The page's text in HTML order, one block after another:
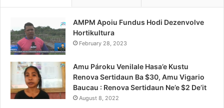
AMPM Apoiu Fundus Hodi Dezenvolve
Hortikultura
February 28, 2023
Amu Pároku Venilale Hasa’e Kustu
Renova Sertidaun Ba $30, Amu Vigario
Baucau : Renova Sertidaun Ne’e $2 De’it
August 8, 2022